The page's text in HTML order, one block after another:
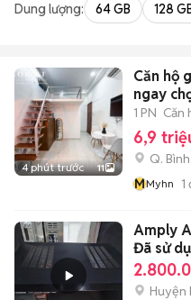
Dung lượng: 64 GB 128
4 phút trước 11
Căn hộ
ngay
1 PN Căn
6,9
Q.
MMyhn 1
Amply
Đã sử
Huyện